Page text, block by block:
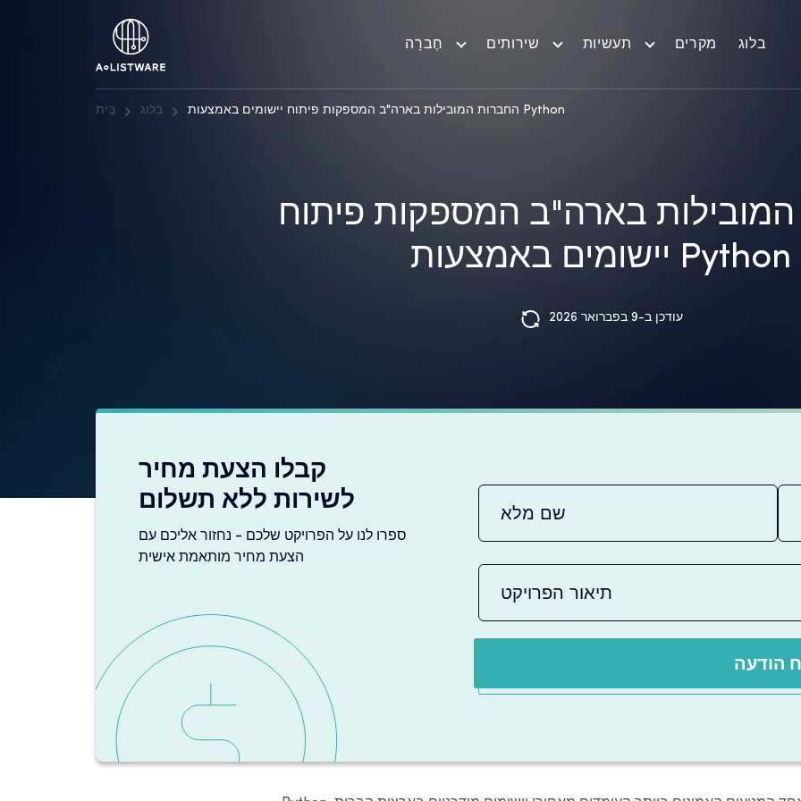
חֶברָה שירותים תעשיות מקרים בלוג
בַּיִת בלוג החברות המובילות בארה"ב המספקות פיתוח יישומים באמצעות Python
בארה"ב המספקות פיתוח
יישומים באמצעות Python
עודכן ב-9 בפברואר 2026
קבלו הצעת מחיר
לשירות ללא תשלום
ספרו לנו על הפרויקט שלכם - נחזור אליכם עם
הצעת מחיר מותאמת אישית
הודעה